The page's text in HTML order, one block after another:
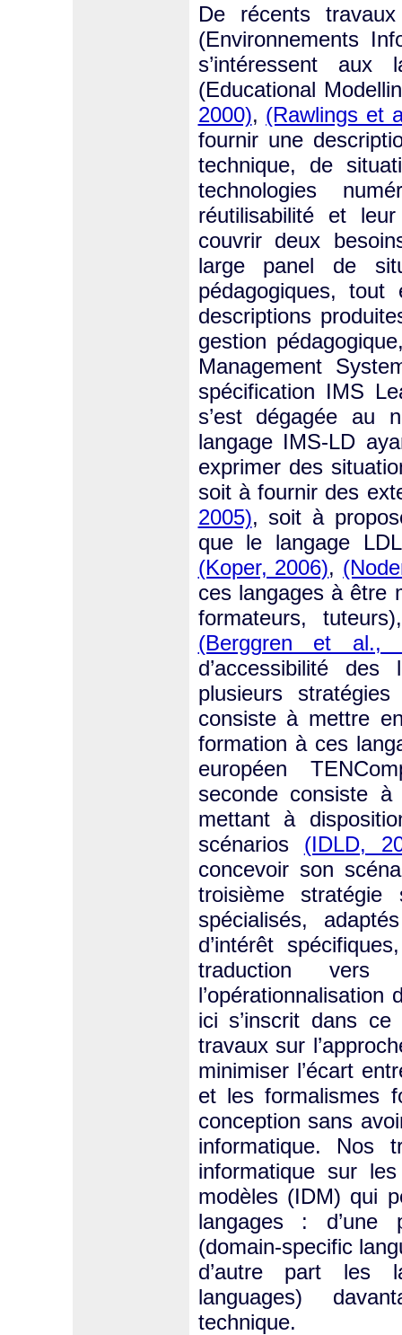
De récents
(Environnements
s’intéressent aux
(Educational
2000), (Rawlings et
fournir une
technique, de
technologies
réutilisabilité et
couvrir deux
large panel de
pédagogiques, tout
descriptions
gestion
Management
spécification IMS
s’est dégagée au
langage IMS-LD
exprimer des
soit à fournir des
2005), soit à
que le langage
(Koper, 2006),
ces langages à être
formateurs,
(Berggren et al.,
d’accessibilité des
plusieurs
consiste à mettre
formation à ces
européen
seconde consiste
mettant à
scénarios (IDLD,
concevoir son
troisième stratégie
spécialisés,
d’intérêt
traduction vers
ici s’inscrit dans
travaux sur
minimiser l’écart
et les formalismes
conception sans
informatique. Nos
informatique sur
modèles (IDM) qui
langages : d’une
(domain-specific
d’autre part les
languages)
technique.